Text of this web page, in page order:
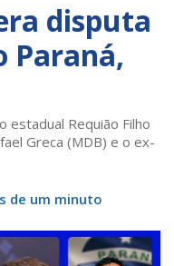
disputa
Paraná,
estadual Requião Filho
Greca (MDB) e o ex-
de um minuto